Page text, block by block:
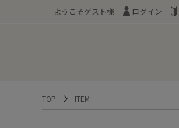
ようこそゲスト様 ログイン
TOP ITEM